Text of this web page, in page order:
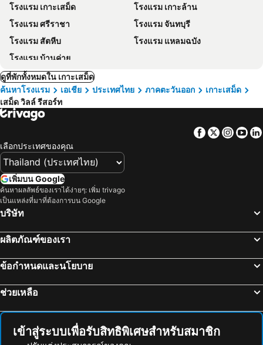
โรงแรม เกาะเสม็ด
โรงแรม เกาะล้าน
โรงแรม ศรีราชา
โรงแรม จันทบุรี
โรงแรม สัตหีบ
โรงแรม แหลมฉบัง
โรงแรม บ้านค่าย
ดูที่พักทั้งหมดใน เกาะเสม็ด
ค้นหาโรงแรม
เอเชีย ประเทศไทย ภาคตะวันออก
เกาะเสม็ด
เสม็ด วิลล์ รีสอร์ท
Facebook
Twitter
เลือกประเทศของคุณ
เพิ่มบน Google
ค้นหาผลลัพธ์ของเราได้ง่ายๆ: เพิ่ม trivago
เป็นแหล่งที่มาที่ต้องการบน Google
บริษัท
ผลิตภัณฑ์ของเรา
ข้อกำหนดและนโยบาย
ช่วยเหลือ
เข้าสู่ระบบเพื่อรับสิทธิพิเศษสำหรับสมาชิก